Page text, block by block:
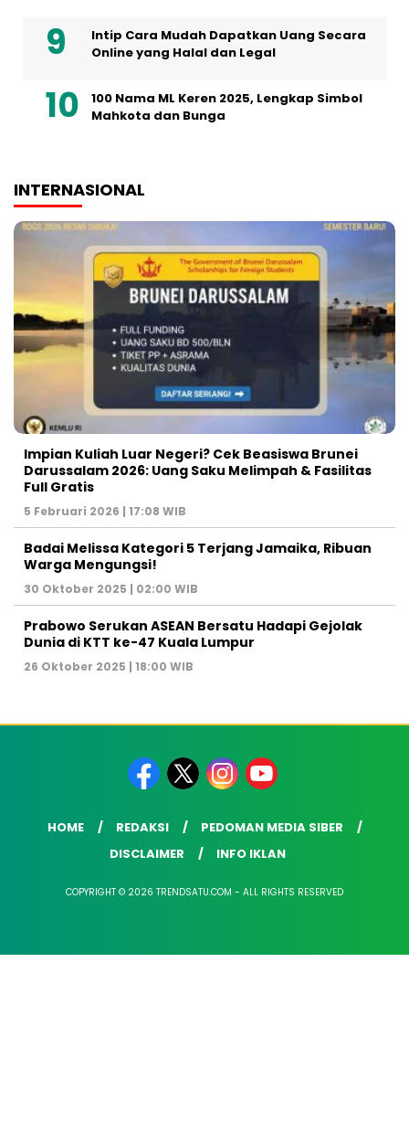
Intip Cara Mudah Dapatkan Uang Secara
Online yang Halal dan Legal
100 Nama ML Keren 2025, Lengkap Simbol
Mahkota dan Bunga
INTERNASIONAL
Impian Kuliah Luar Negeri? Cek Beasiswa Brunei
Darussalam 2026: Uang Saku Melimpah & Fasilitas
Full Gratis
5 Februari 2026 | 17:08 WIB
Badai Melissa Kategori 5 Terjang Jamaika, Ribuan
Warga Mengungsi!
30 Oktober 2025 | 02:00 WIB
Prabowo Serukan ASEAN Bersatu Hadapi Gejolak
Dunia di KTT ke-47 Kuala Lumpur
26 Oktober 2025 | 18:00 WIB
HOME REDAKSI
PEDOMAN MEDIA SIBER
DISCLAIMER
INFO IKLAN
COPYRIGHT © 2026 TRENDSATU.COM - ALL RIGHTS RESERVED